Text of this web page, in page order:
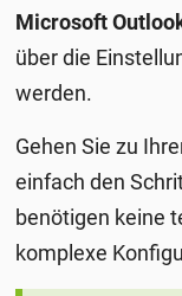
Microsoft
über die
werden.
Gehen Sie zu
einfach den
benötigen keine
komplexe